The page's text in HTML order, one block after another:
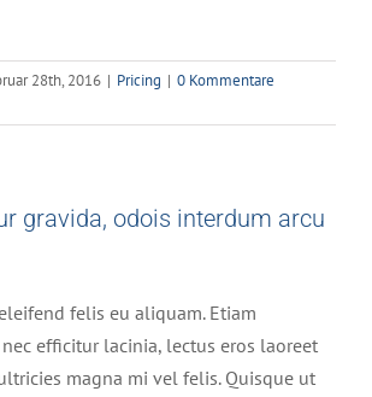
28th, 2016 | Pricing | 0 Kommentare
gravida, odois interdum arcu
felis eu aliquam. Etiam
efficitur lacinia, lectus eros laoreet
magna mi vel felis. Quisque ut